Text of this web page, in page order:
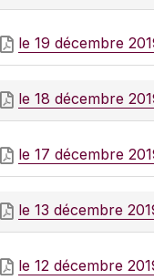
le 19 décembre
le 18 décembre
le 17 décembre
le 13 décembre
le 12 décembre